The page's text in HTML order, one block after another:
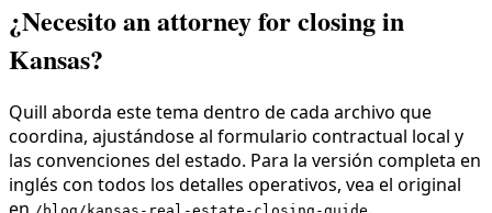
¿Necesito an attorney for closing in
Kansas?
Quill aborda este tema dentro de cada archivo que
coordina, ajustándose al formulario contractual local y
las convenciones del estado. Para la versión completa en
inglés con todos los detalles operativos, vea el original